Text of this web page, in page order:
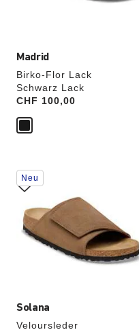
Madrid
Birko-Flor Lack
Schwarz Lack
Price:
CHF 100,00
Solana
Veloursleder
Durch
Anklicken
der
Farben
werden
die
Produktbilder
aktualisiert.
Neu